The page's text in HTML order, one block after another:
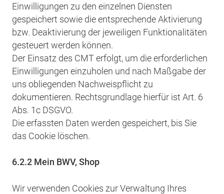
Einwilligungen zu den einzelnen Diensten
gespeichert sowie die entsprechende Aktivierung
bzw. Deaktivierung der jeweiligen Funktionalitäten
gesteuert werden können.
Der Einsatz des CMT erfolgt, um die erforderlichen
Einwilligungen einzuholen und nach Maßgabe der
uns obliegenden Nachweispflicht zu
dokumentieren. Rechtsgrundlage hierfür ist Art. 6
Abs. 1c DSGVO.
Die erfassten Daten werden gespeichert, bis Sie
das Cookie löschen.
6.2.2 Mein BWV, Shop
Wir verwenden Cookies zur Verwaltung Ihres